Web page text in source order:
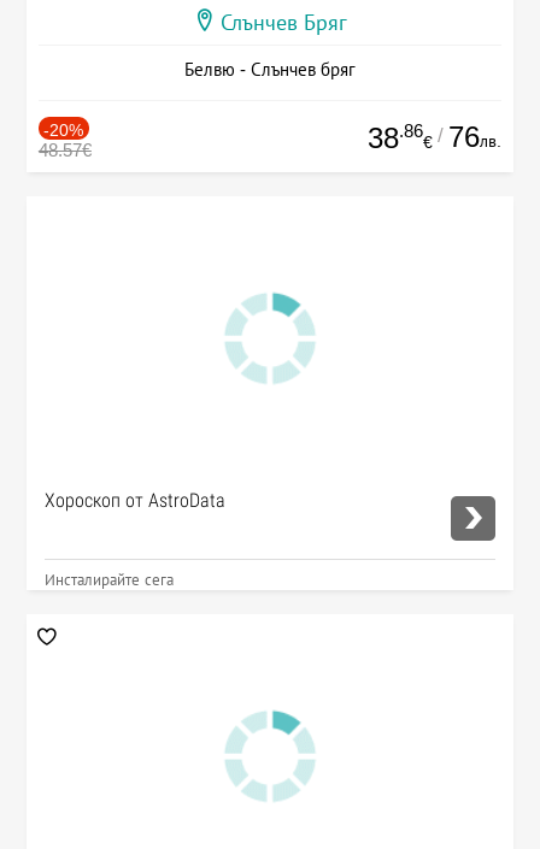
Слънчев Бряг
Белвю - Слънчев бряг
-20%
48.57€ 38.86
€ / 76лв.
Хороскоп от AstroData
Инсталирайте сега